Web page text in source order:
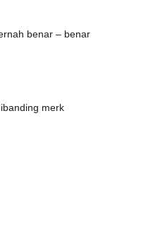
benar – benar
merk